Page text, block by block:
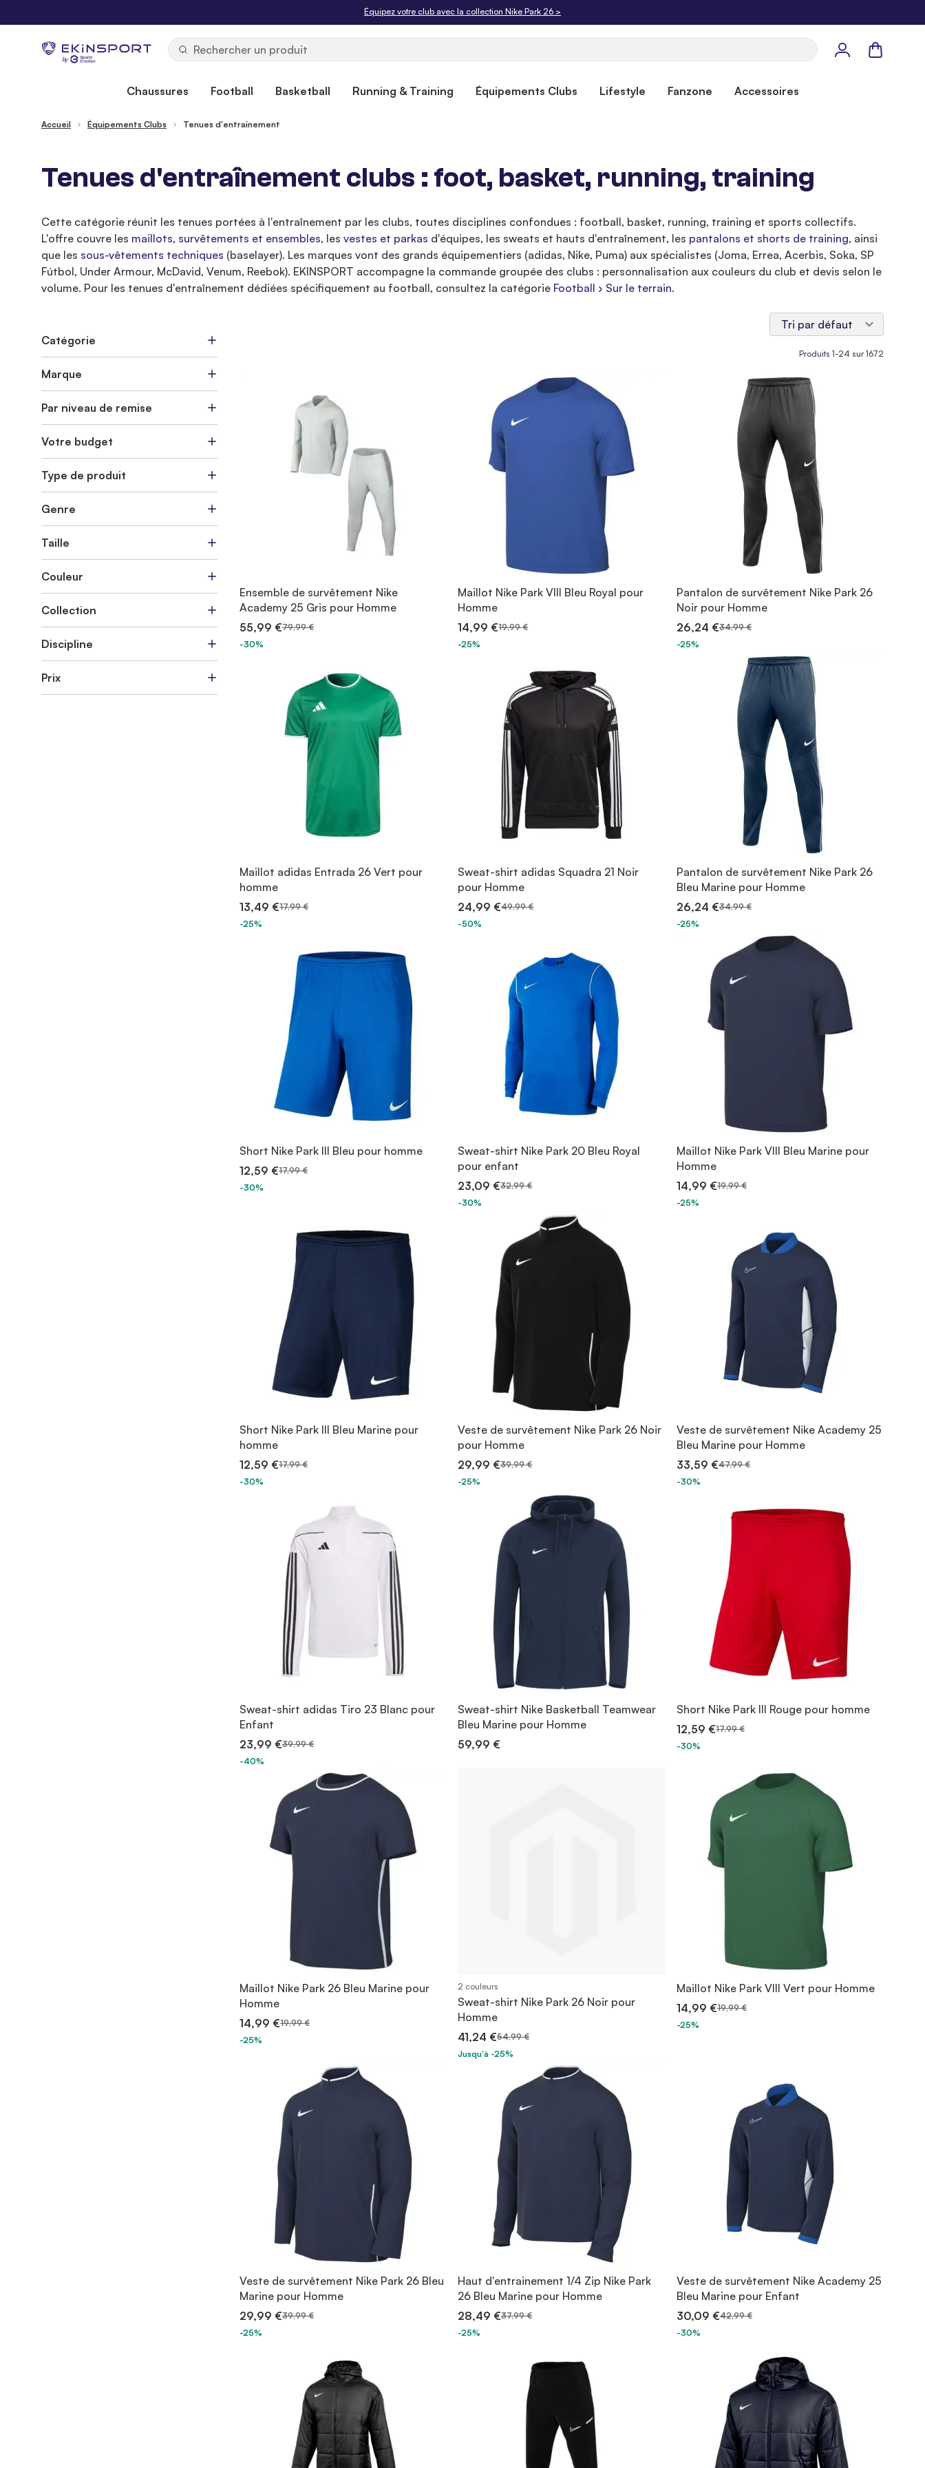
Livraison offerte dès 50€. Retours gratuits sous 30 jours.
by
Panier
Chaussures Football Basketball Running & Training Équipements Clubs Lifestyle Fanzone Accessoires
Accueil Équipements Clubs Tenues d'entraînement
Tenues d'entraînement clubs : foot, basket, running, training
Cette catégorie réunit les tenues portées à l'entraînement par les clubs, toutes disciplines confondues : football, basket, running, training et sports collectifs.
L'offre couvre les maillots, survêtements et ensembles, les vestes et parkas d'équipes, les sweats et hauts d'entraînement, les pantalons et shorts de training, ainsi
que les sous-vêtements techniques (baselayer). Les marques vont des grands équipementiers (adidas, Nike, Puma) aux spécialistes (Joma, Errea, Acerbis, Soka, SP
Fútbol, Under Armour, McDavid, Venum, Reebok). EKINSPORT accompagne la commande groupée des clubs : personnalisation aux couleurs du club et devis selon le
volume. Pour les tenues d'entraînement dédiées spécifiquement au football, consultez la catégorie Football › Sur le terrain.
Produits 1-24 sur1672
Ensemble de survêtement Nike
Academy 25 Gris pour Homme
55,99 €79,99 €
-30%
Maillot Nike Park VIII Bleu Royal pour
Homme
14,99 €19,99 €
-25%
Pantalon de survêtement Nike Park 26
Noir pour Homme
26,24 €34,99 €
-25%
Maillot adidas Entrada 26 Vert pour
homme
13,49 €17,99 €
-25%
Sweat-shirt adidas Squadra 21 Noir
pour Homme
24,99 €49,99 €
-50%
Pantalon de survêtement Nike Park 26
Bleu Marine pour Homme
26,24 €34,99 €
-25%
Short Nike Park III Bleu pour homme
12,59 €17,99 €
-30%
Sweat-shirt Nike Park 20 Bleu Royal
pour enfant
23,09 €32,99 €
-30%
Maillot Nike Park VIII Bleu Marine pour
Homme
14,99 €19,99 €
-25%
Short Nike Park III Bleu Marine pour
homme
12,59 €17,99 €
-30%
Veste de survêtement Nike Park 26 Noir
pour Homme
29,99 €39,99 €
-25%
Veste de survêtement Nike Academy 25
Bleu Marine pour Homme
33,59 €47,99 €
-30%
Sweat-shirt adidas Tiro 23 Blanc pour
Enfant
23,99 €39,99 €
-40%
Sweat-shirt Nike Basketball Teamwear
Bleu Marine pour Homme
59,99 €
Short Nike Park III Rouge pour homme
12,59 €17,99 €
-30%
Maillot Nike Park 26 Bleu Marine pour
Homme
14,99 €19,99 €
-25%
2 couleurs
Sweat-shirt Nike Park 26 Noir pour
Homme
41,24 €54,99 €
Jusqu'à -25%
Maillot Nike Park VIII Vert pour Homme
14,99 €19,99 €
-25%
Veste de survêtement Nike Park 26 Bleu
Marine pour Homme
29,99 €39,99 €
-25%
Haut d'entrainement 1/4 Zip Nike Park
26 Bleu Marine pour Homme
28,49 €37,99 €
-25%
Veste de survêtement Nike Academy 25
Bleu Marine pour Enfant
30,09 €42,99 €
-30%
Catégorie
Marque
Par niveau de remise
Votre budget
Type de produit
Genre
Taille
Couleur
Collection
Discipline
Prix